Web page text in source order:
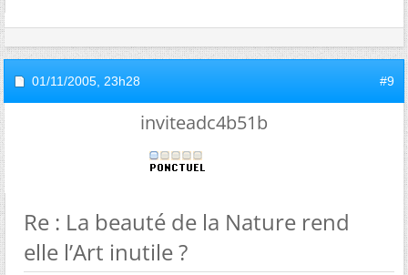
01/11/2005, 23h28 #9
inviteadc4b51b
Re : La beauté de la Nature rend
elle l’Art inutile ?